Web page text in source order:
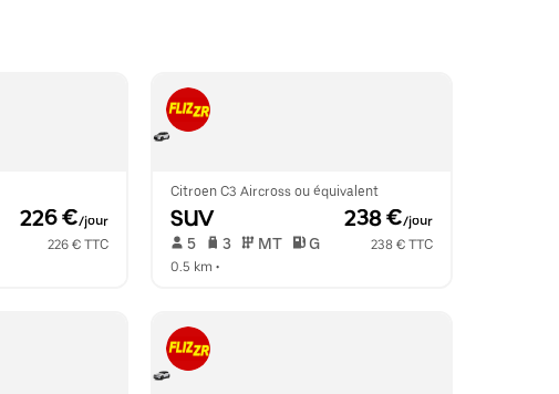
226 €/jour
226 € TTC
Citroen C3 Aircross ou équivalent
SUV 238 €/jour
5 3 MT G
238 € TTC
0.5 km •